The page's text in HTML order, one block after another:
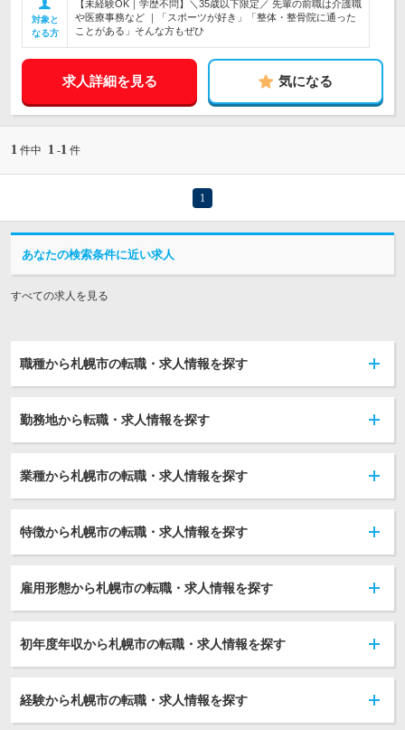
対象と
なる方
【未経験OK｜学歴不問】＼35歳以下限定／ 先輩の前職は介護職
や医療事務など ｜「スポーツが好き」「整体・整骨院に通った
ことがある」そんな方もぜひ
求人詳細を見る 気になる
1 件中 1 -1 件
1
あなたの検索条件に近い求人
すべての求人を見る
職種から札幌市の転職・求人情報を探す
勤務地から転職・求人情報を探す
業種から札幌市の転職・求人情報を探す
特徴から札幌市の転職・求人情報を探す
雇用形態から札幌市の転職・求人情報を探す
初年度年収から札幌市の転職・求人情報を探す
経験から札幌市の転職・求人情報を探す